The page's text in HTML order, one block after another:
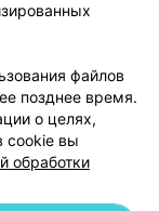
файлов
позднее время.
о целях,
cookie вы
обработки